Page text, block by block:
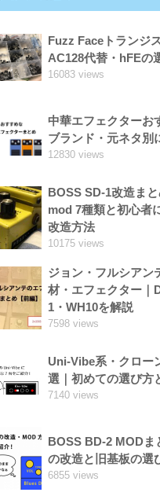
Fuzz Faceトランジ
AC128代替・hFEの
16083 views
中華エフェクターお
ブランド・元ネタ別
12830 views
BOSS SD-1改造ま
mod 7種類と初心者
改造方法
10175 views
ジョン・フルシアン
材・エフェクター｜
1・WH10を解説
7598 views
Uni-Vibe系・クロー
選｜初めての選び方
7140 views
BOSS BD-2 MODま
の改造と旧基板の選
6855 views